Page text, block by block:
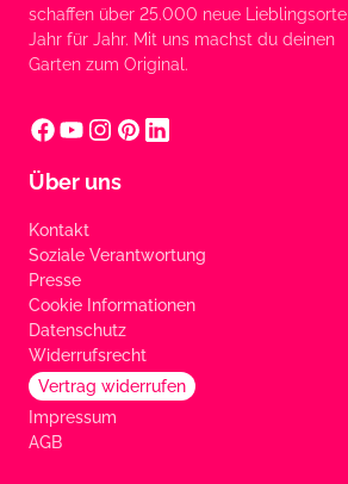
schaffen über 25.000 neue Lieblingsorte
Jahr für Jahr. Mit uns machst du deinen
Garten zum Original.
Über uns
Kontakt
Soziale Verantwortung
Presse
Cookie Informationen
Datenschutz
Widerrufsrecht
Vertrag widerrufen
Impressum
AGB